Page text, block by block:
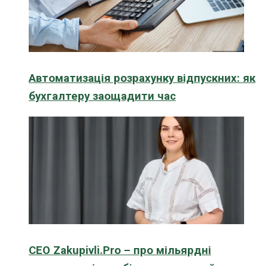
Автоматизація розрахунку відпускних: як
бухгалтеру заощадити час
CEO Zakupivli.Pro – про мільярдні